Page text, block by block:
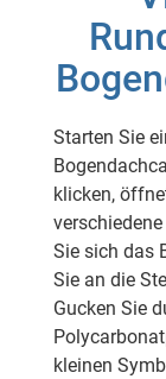
Starten Sie
klicken,
Sie sich das
Sie an die
Gucken Sie
kleinen